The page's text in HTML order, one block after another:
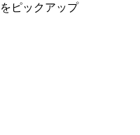
ピックアップ